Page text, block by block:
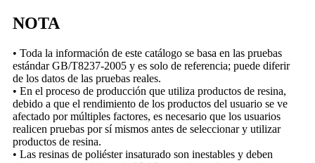
NOTA
• Toda la información de este catálogo se basa en las pruebas
estándar GB/T8237-2005 y es solo de referencia; puede diferir
de los datos de las pruebas reales.
• En el proceso de producción que utiliza productos de resina,
debido a que el rendimiento de los productos del usuario se ve
afectado por múltiples factores, es necesario que los usuarios
realicen pruebas por sí mismos antes de seleccionar y utilizar
productos de resina.
• Las resinas de poliéster insaturado son inestables y deben